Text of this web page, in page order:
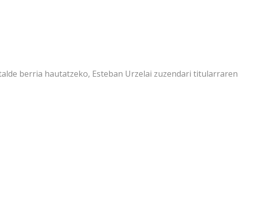
berria hautatzeko, Esteban Urzelai zuzendari titularraren